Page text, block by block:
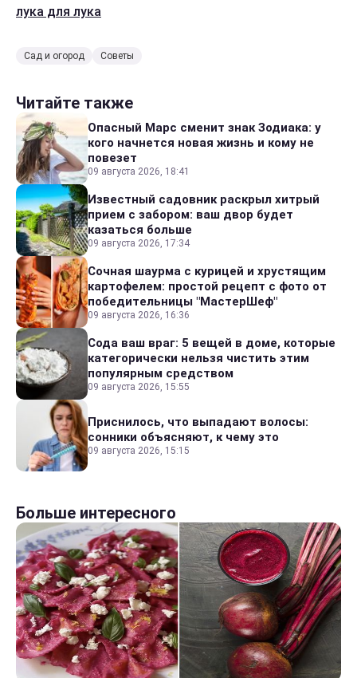
лука для лука
Сад и огород Советы
Читайте также
Опасный Марс сменит знак Зодиака: у
кого начнется новая жизнь и кому не
повезет
09 августа 2026, 18:41
Известный садовник раскрыл хитрый
прием с забором: ваш двор будет
казаться больше
09 августа 2026, 17:34
Сочная шаурма с курицей и хрустящим
картофелем: простой рецепт с фото от
победительницы "МастерШеф"
09 августа 2026, 16:36
Сода ваш враг: 5 вещей в доме, которые
категорически нельзя чистить этим
популярным средством
09 августа 2026, 15:55
Приснилось, что выпадают волосы:
сонники объясняют, к чему это
09 августа 2026, 15:15
Больше интересного